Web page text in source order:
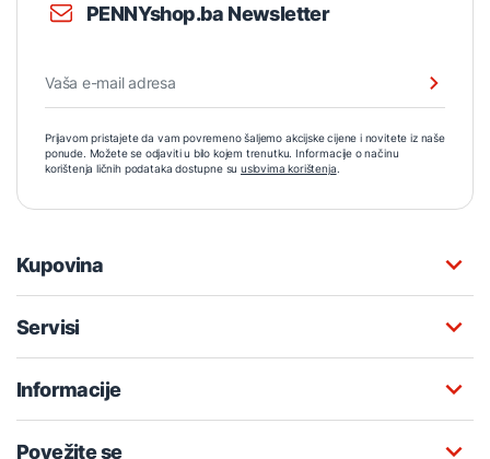
PENNYshop.ba Newsletter
Prijavom pristajete da vam povremeno šaljemo akcijske cijene i novitete iz naše
ponude. Možete se odjaviti u bilo kojem trenutku. Informacije o načinu
korištenja ličnih podataka dostupne su uslovima korištenja.
Kupovina
Servisi
Informacije
Povežite se